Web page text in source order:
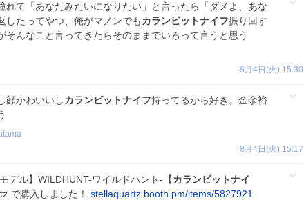
れて「あなたみたいになりたい」と言ったら「ダメよ、あな
したってやつ、俺がマノンでもカランビットナイフ振り回す
そんなこと言ってきたらそのままでいろって言うと思う
8月4日(火) 15:30
顔かわいいしカランビットナイフ持ってるから好き。金余裕
8月4日(火) 15:17
デル】WILDHUNT-ワイルドハント-【カランビットナイ
で購入しました！ stellaquartz.booth.pm/items/5827921